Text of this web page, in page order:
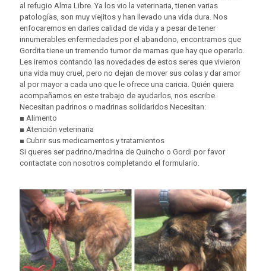
al refugio Alma Libre. Ya los vio la veterinaria, tienen varias
patologías, son muy viejitos y han llevado una vida dura. Nos
enfocaremos en darles calidad de vida y a pesar de tener
innumerables enfermedades por el abandono, encontramos que
Gordita tiene un tremendo tumor de mamas que hay que operarlo.
Les iremos contando las novedades de estos seres que vivieron
una vida muy cruel, pero no dejan de mover sus colas y dar amor
al por mayor a cada uno que le ofrece una caricia. Quién quiera
acompañarnos en este trabajo de ayudarlos, nos escribe.
Necesitan padrinos o madrinas solidaridos Necesitan:
■ Alimento
■ Atención veterinaria
■ Cubrir sus medicamentos y tratamientos
Si queres ser padrino/madrina de Quincho o Gordi por favor
contactate con nosotros completando el formulario.